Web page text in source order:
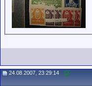
24.08.2007, 23:29:14